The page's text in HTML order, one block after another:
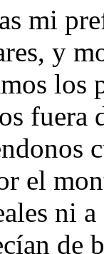
mi
y
los
fuera
el
ni
de